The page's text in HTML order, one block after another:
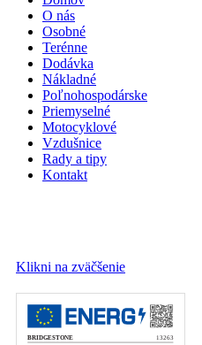
O nás
Osobné
Terénne
Dodávka
Nákladné
Poľnohospodárske
Priemyselné
Motocyklové
Vzdušnice
Rady a tipy
Kontakt
Klikni na zväčšenie